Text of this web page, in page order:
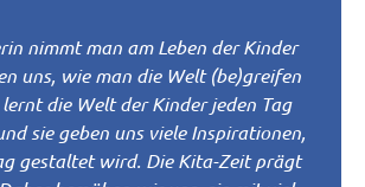
nimmt man am Leben der Kinder
uns, wie man die Welt (be)greifen
die Welt der Kinder jeden Tag
sie geben uns viele Inspirationen,
gestaltet wird. Die Kita-Zeit prägt